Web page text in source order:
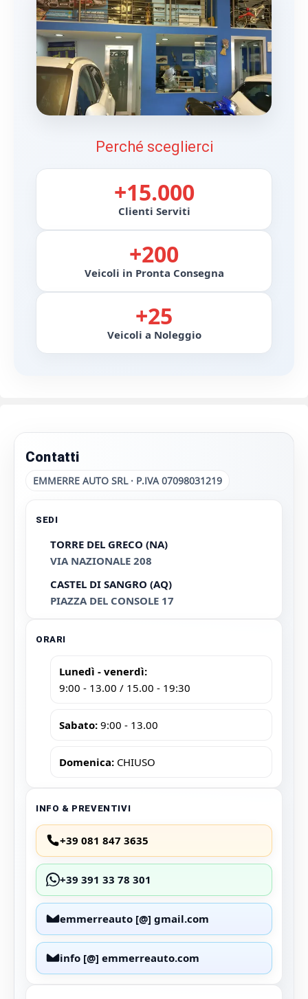
Perché sceglierci
+15.000
Clienti Serviti
+200
Veicoli in Pronta Consegna
+25
Veicoli a Noleggio
Contatti
EMMERRE AUTO SRL · P.IVA 07098031219
SEDI
TORRE DEL GRECO (NA)
VIA NAZIONALE 208
CASTEL DI SANGRO (AQ)
PIAZZA DEL CONSOLE 17
ORARI
Lunedì - venerdì:
9:00 - 13.00 / 15.00 - 19:30
Sabato: 9:00 - 13.00
Domenica: CHIUSO
INFO & PREVENTIVI
+39 081 847 3635
+39 391 33 78 301
emmerreauto [@] gmail.com
info [@] emmerreauto.com